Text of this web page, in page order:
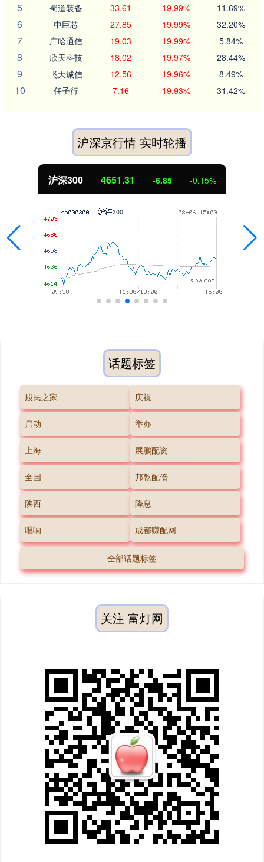
5 蜀道装备 33.61 19.99% 11.69%
6 中巨芯 27.85 19.99% 32.20%
7 广哈通信 19.03 19.99% 5.84%
8 欣天科技 18.02 19.97% 28.44%
9 飞天诚信 12.56 19.96% 8.49%
10 任子行 7.16 19.93% 31.42%
沪深京行情 实时轮播
北证50 1122.88 3.42 0.30%
话题标签
股民之家 庆祝
启动 举办
上海 展鹏配资
全国 邦乾配倍
陕西 降息
唱响 成都赚配网
全部话题标签
关注 富灯网